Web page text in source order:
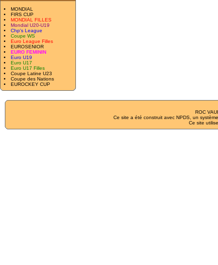
MONDIAL
FIRS CUP
MONDIAL FILLES
Mondial U20-U19
Chp's League
Coupe WS
Euro League Filles
EUROSENIOR
EURO FEMININ
Euro U19
Euro U17
Euro U17 Filles
Coupe Latine U23
Coupe des Nations
EUROCKEY CUP
ROC
Ce site a été construit avec NPDS , un
Ce site